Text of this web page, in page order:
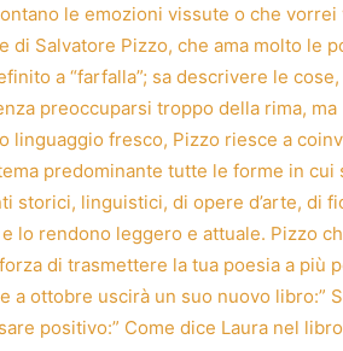
le emozioni vissute o che vorrei
di Salvatore Pizzo, che ama molto le
a “farfalla”; sa descrivere le cose,
preoccuparsi troppo della rima, ma
linguaggio fresco, Pizzo riesce a
predominante tutte le forme in cui
storici, linguistici, di opere d’arte, di
lo rendono leggero e attuale. Pizzo
di trasmettere la tua poesia a più
ottobre uscirà un suo nuovo libro:”
positivo:” Come dice Laura nel